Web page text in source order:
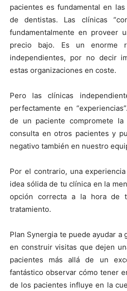
pacientes es fundamental en
de dentistas. Las clínicas
fundamentalmente en proveer
precio bajo. Es un enorme
independientes, por no decir
estas organizaciones en coste.
Pero las clínicas
perfectamente en
de un paciente compromete
consulta en otros pacientes y
negativo también en nuestro
Por el contrario, una
idea sólida de tu clínica en la
opción correcta a la hora de
tratamiento.
Plan Synergia te puede ayudar a
en construir visitas que dejen
pacientes más allá de un
fantástico observar cómo tener
de los pacientes influye en la